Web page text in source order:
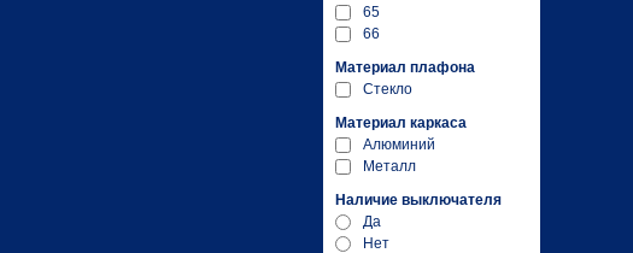
65
66
Материал плафона
Стекло
Материал каркаса
Алюминий
Металл
Наличие выключателя
Да
Нет